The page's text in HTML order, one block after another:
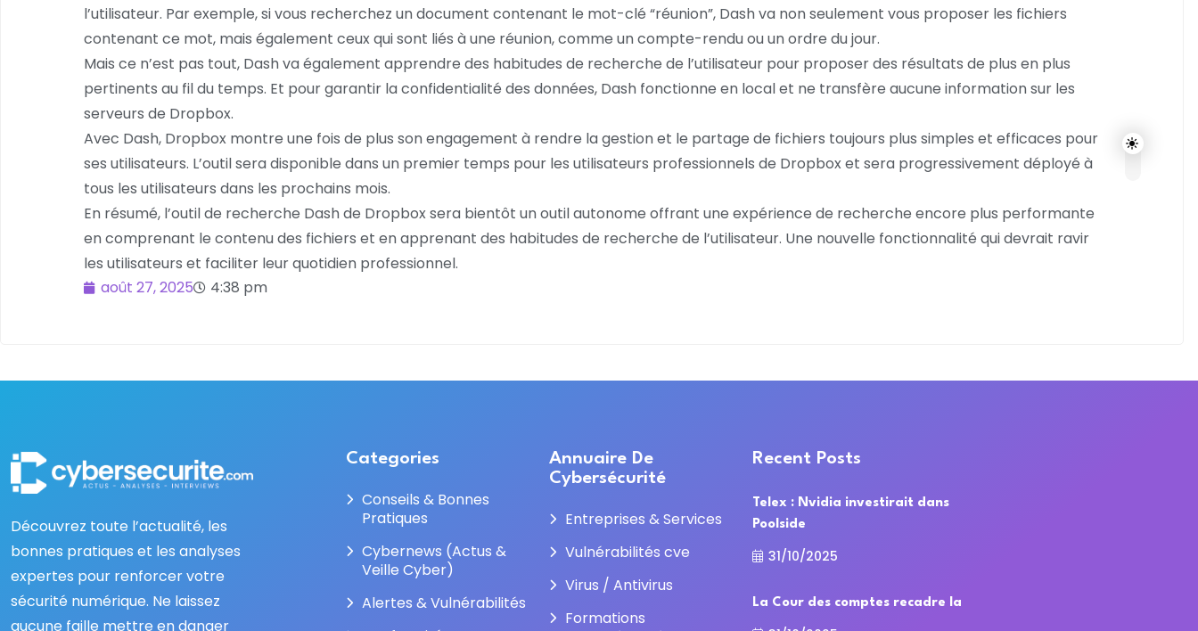
l’utilisateur. Par exemple, si vous recherchez un document contenant le mot-clé “réunion”, Dash va non seulement vous proposer les fichiers
contenant ce mot, mais également ceux qui sont liés à une réunion, comme un compte-rendu ou un ordre du jour.
Mais ce n’est pas tout, Dash va également apprendre des habitudes de recherche de l’utilisateur pour proposer des résultats de plus en plus
pertinents au fil du temps. Et pour garantir la confidentialité des données, Dash fonctionne en local et ne transfère aucune information sur les
serveurs de Dropbox.
Avec Dash, Dropbox montre une fois de plus son engagement à rendre la gestion et le partage de fichiers toujours plus simples et efficaces pour
ses utilisateurs. L’outil sera disponible dans un premier temps pour les utilisateurs professionnels de Dropbox et sera progressivement déployé à
tous les utilisateurs dans les prochains mois.
En résumé, l’outil de recherche Dash de Dropbox sera bientôt un outil autonome offrant une expérience de recherche encore plus performante
en comprenant le contenu des fichiers et en apprenant des habitudes de recherche de l’utilisateur. Une nouvelle fonctionnalité qui devrait ravir
les utilisateurs et faciliter leur quotidien professionnel.
août 27, 2025
4:38 pm
Découvrez toute l’actualité, les
bonnes pratiques et les analyses
expertes pour renforcer votre
sécurité numérique. Ne laissez
aucune faille mettre en danger
Categories
Conseils & Bonnes
Pratiques
Cybernews (Actus &
Veille Cyber)
Alertes & Vulnérabilités
Annuaire De
Cybersécurité
Entreprises & Services
Vulnérabilités cve
Virus / Antivirus
Formations
Recent Posts
Telex : Nvidia investirait dans
Poolside
31/10/2025
La Cour des comptes recadre la